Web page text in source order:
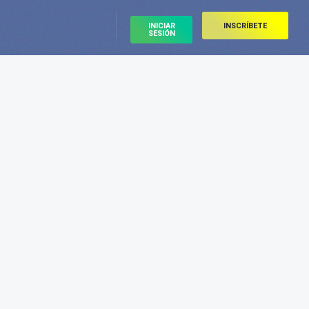
INICIAR
SESIÓN
INSCRÍBETE